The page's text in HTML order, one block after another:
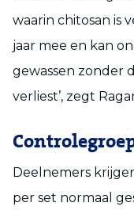
waarin chitosan is
jaar mee en kan
gewassen zonder
verliest’, zegt
Deelnemers
per set normaal